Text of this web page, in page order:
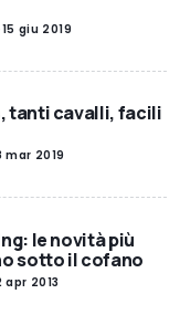
15 giu 2019
tanti cavalli, facili
mar 2019
le novità più
sotto il cofano
apr 2013